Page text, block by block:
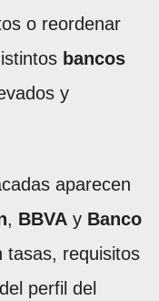
o reordenar
bancos
y
aparecen
, BBVA y Banco
tasas, requisitos
perfil del